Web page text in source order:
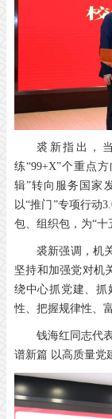
裘新指出，
练“99+X”个重点
辑”转向服务国家
以“推门”专项行动
包、组织包，为“十
裘新强调，机
坚持和加强党对机
绕中心抓党建、抓
性、把握规律性、
钱海红同志代
谱新篇 以高质量党